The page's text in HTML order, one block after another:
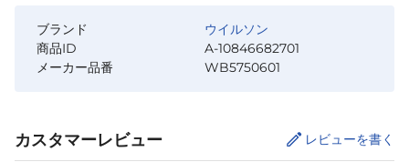
ブランド
ウイルソン
商品ID
A-10846682701
メーカー品番
WB5750601
カスタマーレビュー レビューを書く